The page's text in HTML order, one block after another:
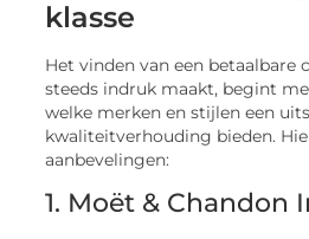
klasse
Het vinden van een betaalbare
steeds indruk maakt, begint
welke merken en stijlen een
kwaliteitverhouding bieden.
aanbevelingen:
1. Moët & Chandon